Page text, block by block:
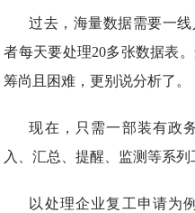
过去，海量数据需要一
者每天要处理20多张数据表
筹尚且困难，更别说分析了。
现在，只需一部装有政
入、汇总、提醒、监测等系列
以处理企业复工申请为